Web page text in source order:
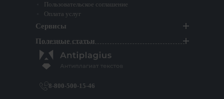
8-800-500-15-46
Пользовательское соглашение
Оплата услуг
Сервисы
Полезные статьи